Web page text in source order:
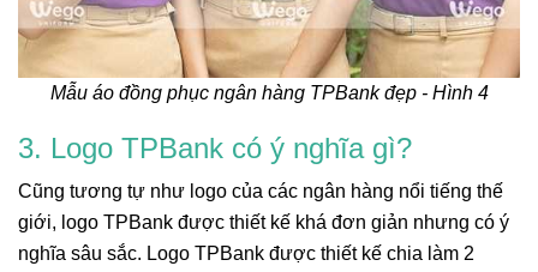
Mẫu áo đồng phục ngân hàng TPBank đẹp - Hình 4
3. Logo TPBank có ý nghĩa gì?
Cũng tương tự như logo của các ngân hàng nổi tiếng thế
giới, logo TPBank được thiết kế khá đơn giản nhưng có ý
nghĩa sâu sắc. Logo TPBank được thiết kế chia làm 2